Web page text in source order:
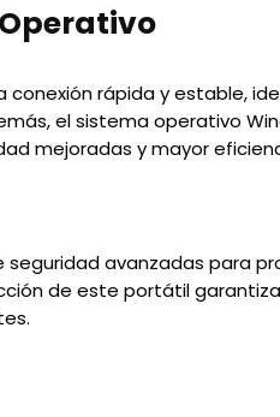
conexión rápida y estable,
el sistema operativo
mejoradas y mayor
seguridad avanzadas para
de este portátil